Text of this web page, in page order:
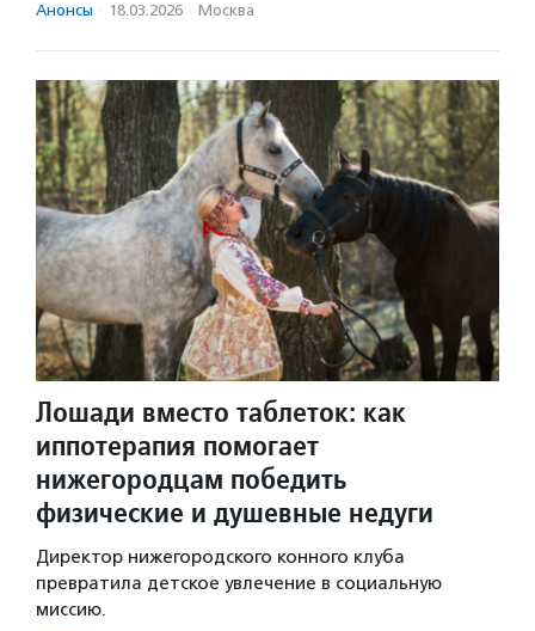
Анонсы · 18.03.2026 · Москва
Лошади вместо таблеток: как
иппотерапия помогает
нижегородцам победить
физические и душевные недуги
Директор нижегородского конного клуба
превратила детское увлечение в социальную
миссию.